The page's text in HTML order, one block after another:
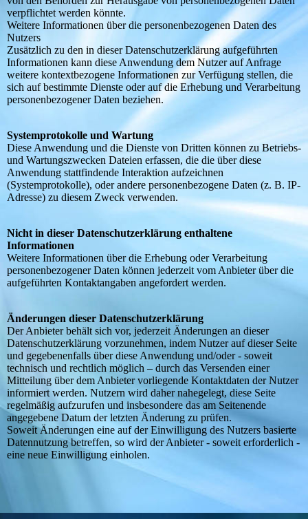
verpflichtet werden könnte.
Weitere Informationen über die personenbezogenen Daten des
Nutzers
Zusätzlich zu den in dieser Datenschutzerklärung aufgeführten
Informationen kann diese Anwendung dem Nutzer auf Anfrage
weitere kontextbezogene Informationen zur Verfügung stellen, die
sich auf bestimmte Dienste oder auf die Erhebung und Verarbeitung
personenbezogener Daten beziehen.
Systemprotokolle und Wartung
Diese Anwendung und die Dienste von Dritten können zu Betriebs-
und Wartungszwecken Dateien erfassen, die die über diese
Anwendung stattfindende Interaktion aufzeichnen
(Systemprotokolle), oder andere personenbezogene Daten (z. B. IP-
Adresse) zu diesem Zweck verwenden.
Nicht in dieser Datenschutzerklärung enthaltene
Informationen
Weitere Informationen über die Erhebung oder Verarbeitung
personenbezogener Daten können jederzeit vom Anbieter über die
aufgeführten Kontaktangaben angefordert werden.
Änderungen dieser Datenschutzerklärung
Der Anbieter behält sich vor, jederzeit Änderungen an dieser
Datenschutzerklärung vorzunehmen, indem Nutzer auf dieser Seite
und gegebenenfalls über diese Anwendung und/oder - soweit
technisch und rechtlich möglich – durch das Versenden einer
Mitteilung über dem Anbieter vorliegende Kontaktdaten der Nutzer
informiert werden. Nutzern wird daher nahegelegt, diese Seite
regelmäßig aufzurufen und insbesondere das am Seitenende
angegebene Datum der letzten Änderung zu prüfen.
Soweit Änderungen eine auf der Einwilligung des Nutzers basierte
Datennutzung betreffen, so wird der Anbieter - soweit erforderlich -
eine neue Einwilligung einholen.